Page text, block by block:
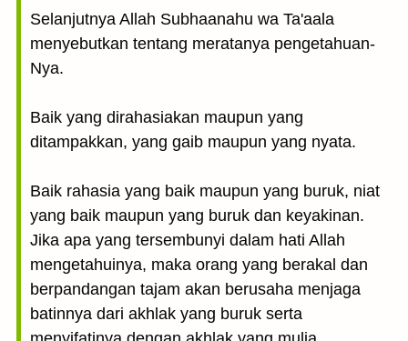
Selanjutnya Allah Subhaanahu wa Ta'aala
menyebutkan tentang meratanya pengetahuan-
Nya.
Baik yang dirahasiakan maupun yang
ditampakkan, yang gaib maupun yang nyata.
Baik rahasia yang baik maupun yang buruk, niat
yang baik maupun yang buruk dan keyakinan.
Jika apa yang tersembunyi dalam hati Allah
mengetahuinya, maka orang yang berakal dan
berpandangan tajam akan berusaha menjaga
batinnya dari akhlak yang buruk serta